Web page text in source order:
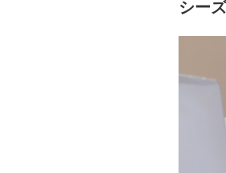
シー